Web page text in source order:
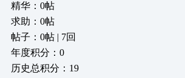
精华：0帖
求助：0帖
帖子：0帖 | 7回
年度积分：0
历史总积分：19